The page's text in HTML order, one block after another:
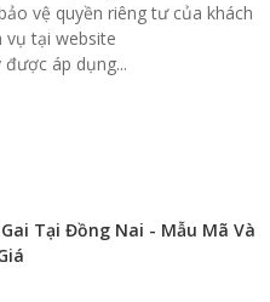
vệ quyền riêng tư của khách
vụ tại website
áp dụng...
Tại Đồng Nai - Mẫu Mã Và